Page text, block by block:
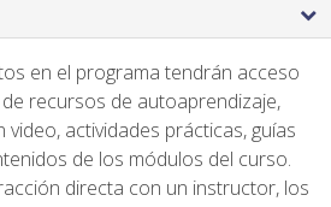
en el programa tendrán acceso
recursos de autoaprendizaje,
video, actividades prácticas, guías
de los módulos del curso.
directa con un instructor, los